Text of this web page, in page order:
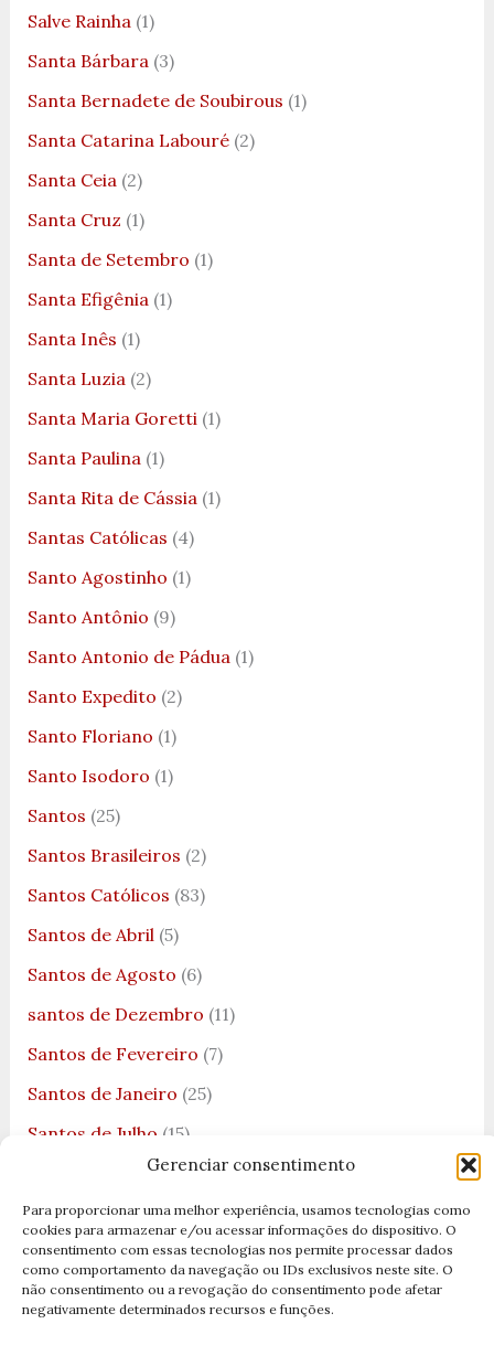
Gerenciar consentimento
Para proporcionar uma melhor experiência, usamos tecnologias como
cookies para armazenar e/ou acessar informações do dispositivo. O
consentimento com essas tecnologias nos permite processar dados
como comportamento da navegação ou IDs exclusivos neste site. O
não consentimento ou a revogação do consentimento pode afetar
negativamente determinados recursos e funções.
Salve Rainha(1)
Santa Bárbara(3)
Santa Bernadete de Soubirous (1)
Santa Catarina Labouré(2)
Santa Ceia(2)
Santa Cruz (1)
Santa de Setembro (1)
Santa Efigênia(1)
Santa Inês (1)
Santa Luzia(2)
Santa Maria Goretti(1)
Santa Paulina(1)
Santa Rita de Cássia(1)
Santas Católicas (4)
Santo Agostinho (1)
Santo Antônio (9)
Santo Antonio de Pádua(1)
Santo Expedito (2)
Santo Floriano (1)
Santo Isodoro (1)
Santos (25)
Santos Brasileiros (2)
Santos Católicos (83)
Santos de Abril(5)
Santos de Agosto (6)
santos de Dezembro (11)
Santos de Fevereiro (7)
Santos de Janeiro (25)
Santos de Julho (15)
Santos de Junho(4)
Santos de Maio(4)
Santos de Março(9)
Santos de Novembro(8)